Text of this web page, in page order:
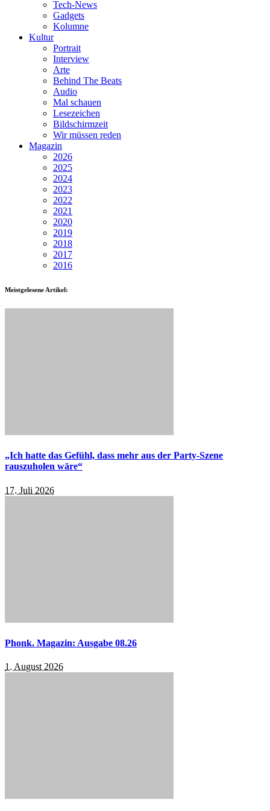
Tech-News
Gadgets
Kolumne
Kultur
Portrait
Interview
Arte
Behind The Beats
Audio
Mal schauen
Lesezeichen
Bildschirmzeit
Wir müssen reden
Magazin
2026
2025
2024
2023
2022
2021
2020
2019
2018
2017
2016
Meistgelesene Artikel:
„Ich hatte das Gefühl, dass mehr aus der Party-Szene
rauszuholen wäre“
17. Juli 2026
Phonk. Magazin: Ausgabe 08.26
1. August 2026